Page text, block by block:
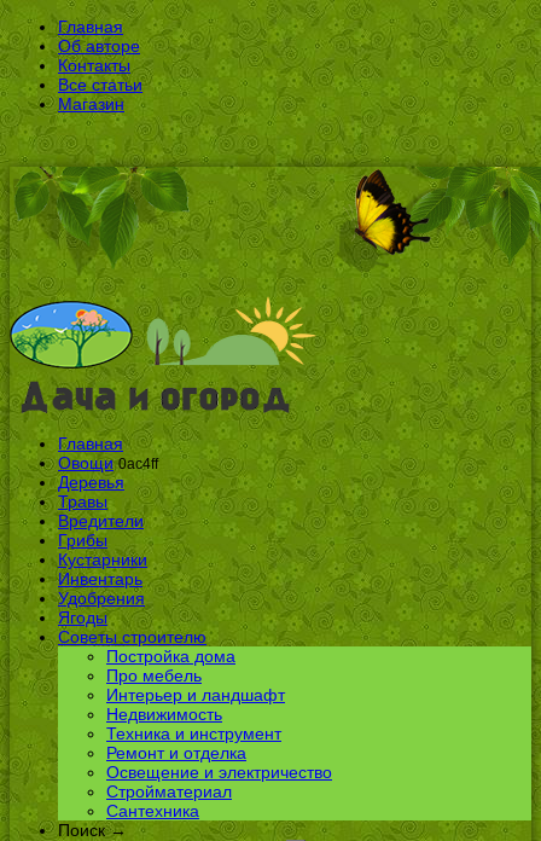
Главная
Об авторе
Контакты
Все статьи
Магазин
Главная
Овощи 0ac4ff
Деревья
Травы
Вредители
Грибы
Кустарники
Инвентарь
Удобрения
Ягоды
Советы строителю
Постройка дома
Про мебель
Интерьер и ландшафт
Недвижимость
Техника и инструмент
Ремонт и отделка
Освещение и электричество
Стройматериал
Сантехника
Поиск →